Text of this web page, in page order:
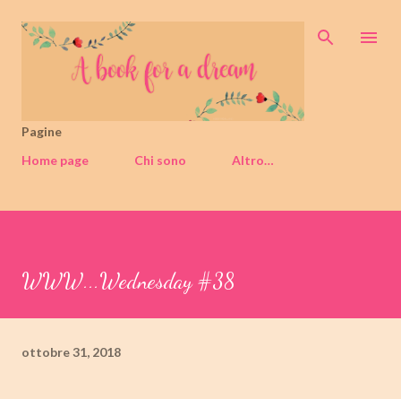
Passa ai contenuti principali
Pagine
Home page
Chi sono Altro…
WWW...Wednesday #38
ottobre 31, 2018